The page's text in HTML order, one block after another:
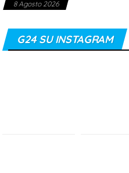
8 Agosto 2026
G24 SU INSTAGRAM